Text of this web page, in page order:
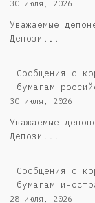
30 июля, 2026
Уважаемые
Депози...
Cообщения о
бумагам
30 июля, 2026
Уважаемые
Депози...
Сообщения о
бумагам
28 июля, 2026